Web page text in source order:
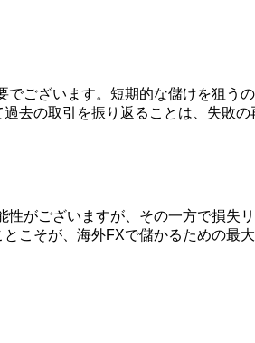
ございます。短期的な儲けを狙う
去の取引を振り返ることは、失敗
がございますが、その一方で損失
こそが、海外FXで儲かるための最大